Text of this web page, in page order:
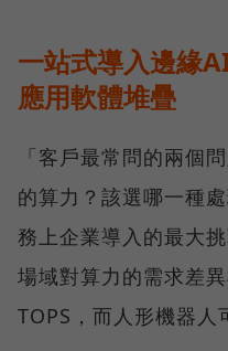
一站式導入邊緣
應用軟體堆疊
「客戶最常問的兩個
的算力？該選哪一種
務上企業導入的最大
場域對算力的需求差
TOPS，而人形機器人